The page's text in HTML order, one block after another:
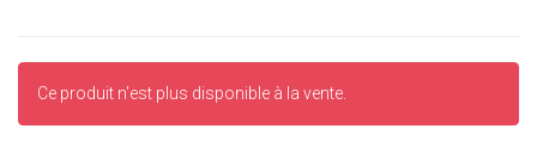
Ce produit n'est plus disponible à la vente.